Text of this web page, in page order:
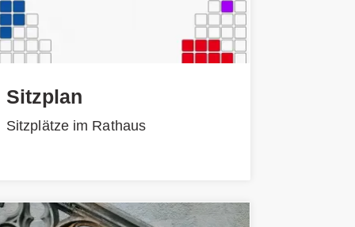
Sitzplan
Sitzplätze im Rathaus